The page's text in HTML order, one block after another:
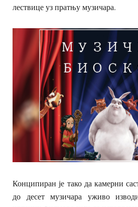
лествице уз пратњу музичара.
Конципиран је тако да камерни
до десет музичара уживо